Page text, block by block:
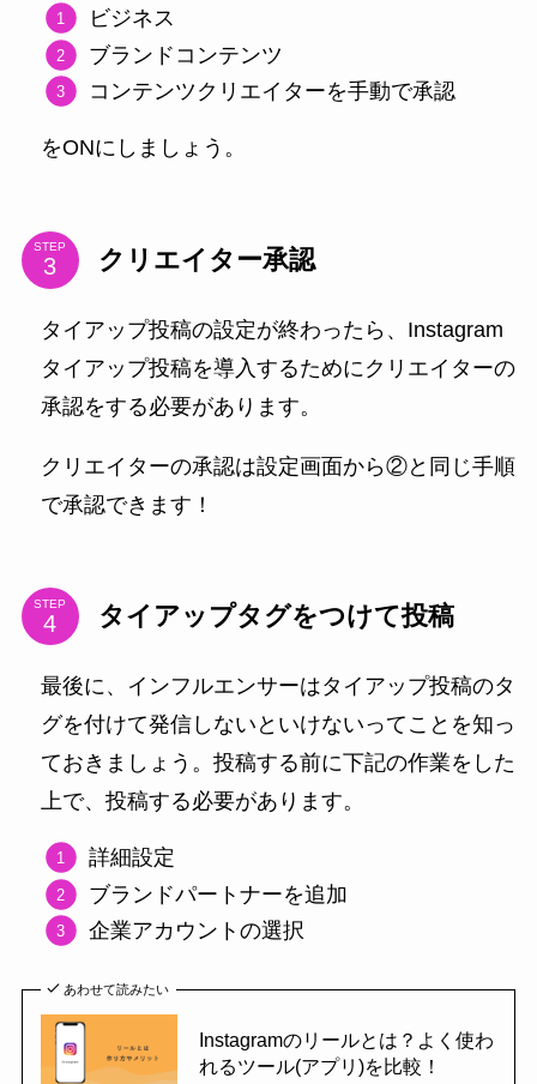
ビジネス
ブランドコンテンツ
コンテンツクリエイターを手動で承認
をONにしましょう。
STEP クリエイター承認
タイアップ投稿の設定が終わったら、Instagram
タイアップ投稿を導入するためにクリエイターの
承認をする必要があります。
クリエイターの承認は設定画面から②と同じ手順
で承認できます！
STEP タイアップタグをつけて投稿
最後に、インフルエンサーはタイアップ投稿のタ
グを付けて発信しないといけないってことを知っ
ておきましょう。投稿する前に下記の作業をした
上で、投稿する必要があります。
詳細設定
ブランドパートナーを追加
企業アカウントの選択
あわせて読みたい
Instagramのリールとは？よく使わ
れるツール(アプリ)を比較！